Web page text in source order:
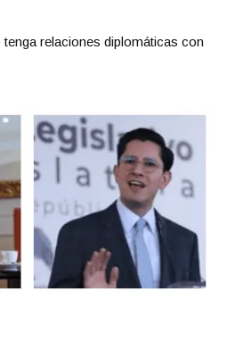
relaciones diplomáticas con